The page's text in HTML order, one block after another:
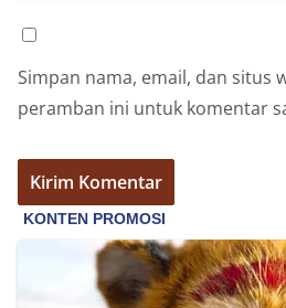
Simpan nama, email, dan situs
peramban ini untuk komentar